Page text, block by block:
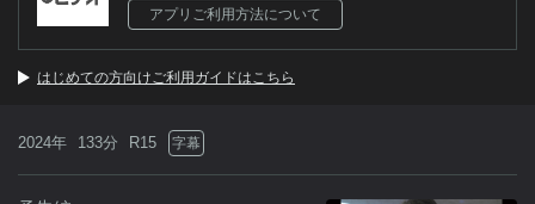
アプリご利用方法について
はじめての方向けご利用ガイドはこちら
2024年 133分 R15 字幕